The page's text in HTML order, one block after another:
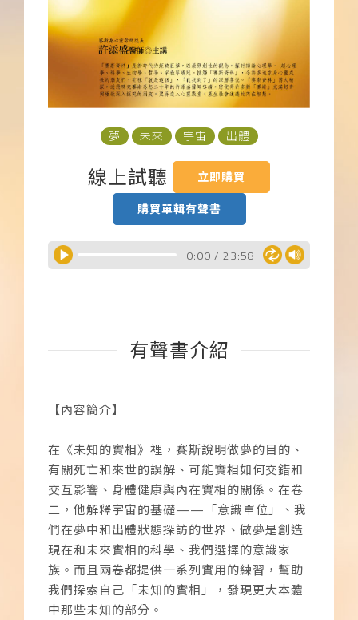
常見問題
夢 未來 宇宙 出體
線上試聽
立即購買
購買單輯有聲書
0:00 / 23:58
有聲書介紹
【內容簡介】
在《未知的實相》裡，賽斯說明做夢的目的、
有關死亡和來世的誤解、可能實相如何交錯和
交互影響、身體健康與內在實相的關係。在卷
二，他解釋宇宙的基礎——「意識單位」、我
們在夢中和出體狀態探訪的世界、做夢是創造
現在和未來實相的科學、我們選擇的意識家
族。而且兩卷都提供一系列實用的練習，幫助
我們探索自己「未知的實相」，發現更大本體
中那些未知的部分。